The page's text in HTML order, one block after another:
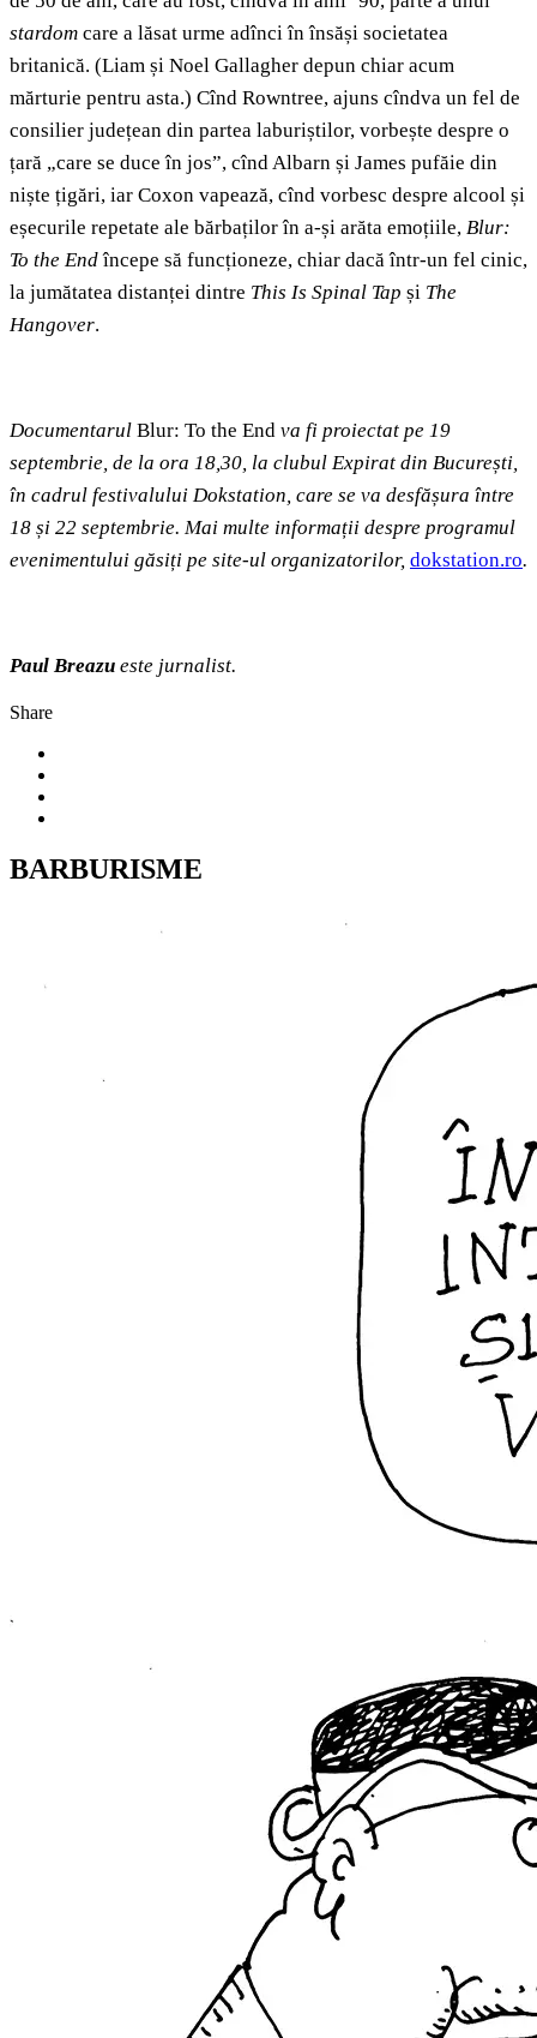
stardom care a lăsat urme adînci în însăși societatea
britanică. (Liam și Noel Gallagher depun chiar acum
mărturie pentru asta.) Cînd Rowntree, ajuns cîndva un fel de
consilier județean din partea laburiștilor, vorbește despre o
țară „care se duce în jos”, cînd Albarn și James pufăie din
niște țigări, iar Coxon vapează, cînd vorbesc despre alcool și
eșecurile repetate ale bărbaților în a-și arăta emoțiile, Blur:
To the Endîncepe să funcționeze, chiar dacă într-un fel cinic,
la jumătatea distanței dintre This Is Spinal Tap și The
Hangover.
Documentarul Blur: To the End va fi proiectat pe 19
septembrie, de la ora 18,30, la clubul Expirat din București,
în cadrul festivalului Dokstation, care se va desfășura între
18 și 22 septembrie. Mai multe informații despre programul
evenimentului găsiți pe site-ul organizatorilor, dokstation.ro.
Paul Breazu este jurnalist.
Share
BARBURISME